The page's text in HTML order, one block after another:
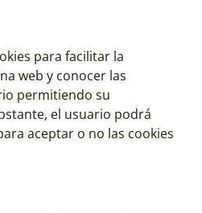
para facilitar la
web y conocer las
permitiendo su
el usuario podrá
aceptar o no las cookies